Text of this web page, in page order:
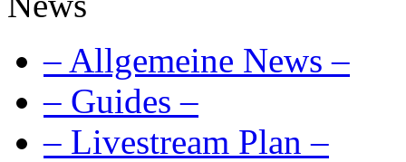
– Allgemeine News –
– Guides –
– Livestream Plan –